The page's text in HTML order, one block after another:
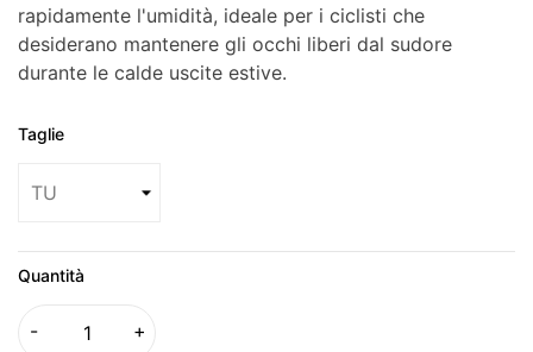
rapidamente l'umidità, ideale per i ciclisti che
desiderano mantenere gli occhi liberi dal sudore
durante le calde uscite estive.
Taglie
Quantità